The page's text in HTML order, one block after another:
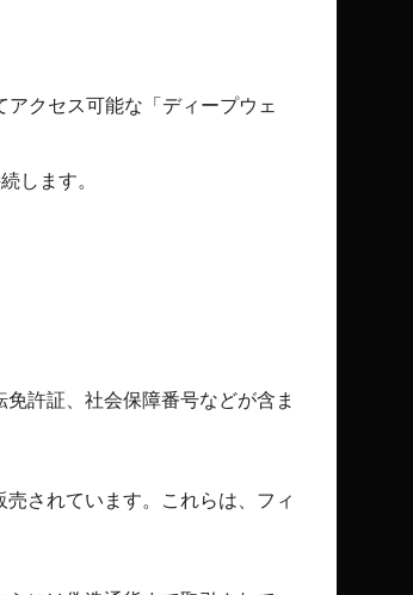
クセス可能な「ディープウェ
します。
許証、社会保障番号などが含ま
されています。これらは、フィ